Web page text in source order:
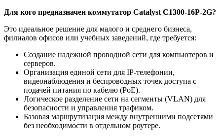
Для кого предназначен коммутатор Catalyst C1300-16P-2G?
Это идеальное решение для малого и среднего бизнеса,
филиалов офисов или учебных заведений, где требуется:
Создание надежной проводной сети для компьютеров и
серверов.
Организация единой сети для IP-телефонии,
видеонаблюдения и беспроводных точек доступа с
подачей питания по кабелю (PoE).
Логическое разделение сети на сегменты (VLAN) для
безопасности и управления трафиком.
Базовая маршрутизация между внутренними подсетями
без необходимости в отдельном роутере.